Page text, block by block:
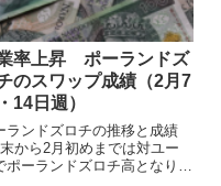
率上昇 ポーランドズ
のスワップ成績（2月7
14日週）
ランドズロチの推移と成績
から2月初めまでは対ユー
ポーランドズロチ高となり、